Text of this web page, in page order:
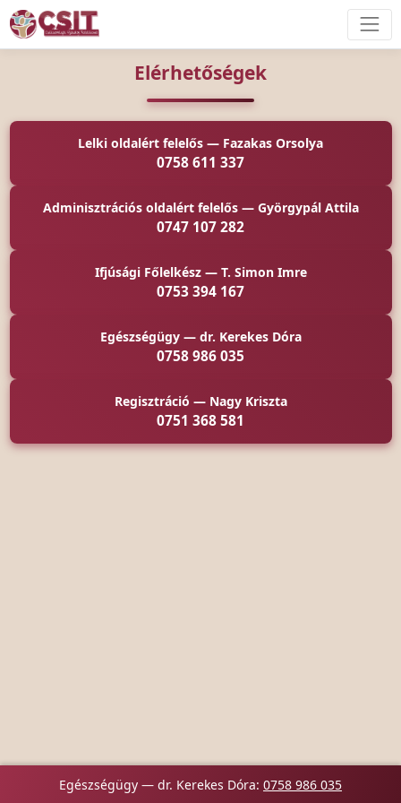
Elérhetőségek
Lelki oldalért felelős — Fazakas Orsolya
0758 611 337
Adminisztrációs oldalért felelős — Györgypál Attila
0747 107 282
Ifjúsági Főlelkész — T. Simon Imre
0753 394 167
Egészségügy — dr. Kerekes Dóra
0758 986 035
Regisztráció — Nagy Kriszta
0751 368 581
Egészségügy — dr. Kerekes Dóra: 0758 986 035